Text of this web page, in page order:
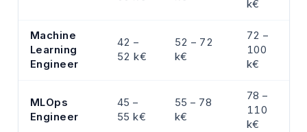
k€
Machine
Learning
Engineer
42 –
52 k€
52 – 72
k€
72 –
100
k€
MLOps
Engineer
45 –
55 k€
55 – 78
k€
78 –
110
k€